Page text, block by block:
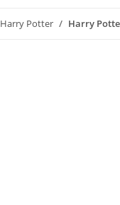
Harry Potter Harry